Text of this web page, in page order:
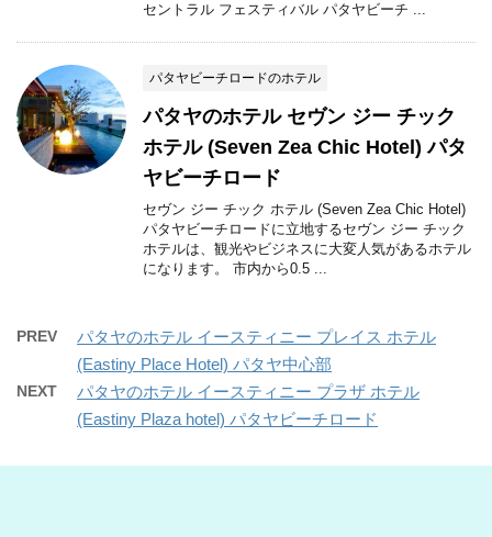
セントラル フェスティバル パタヤビーチ ...
パタヤビーチロードのホテル
パタヤのホテル セヴン ジー チック
ホテル (Seven Zea Chic Hotel) パタ
ヤビーチロード
セヴン ジー チック ホテル (Seven Zea Chic Hotel)
パタヤビーチロードに立地するセヴン ジー チック
ホテルは、観光やビジネスに大変人気があるホテル
になります。 市内から0.5 ...
PREV
パタヤのホテル イースティニー プレイス ホテル
(Eastiny Place Hotel) パタヤ中心部
NEXT
パタヤのホテル イースティニー プラザ ホテル
(Eastiny Plaza hotel) パタヤビーチロード